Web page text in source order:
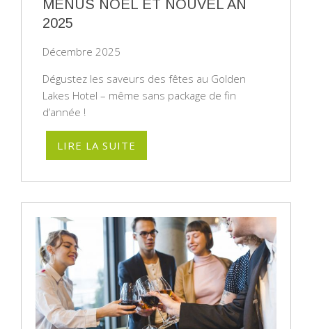
MENUS NOËL ET NOUVEL AN
2025
Décembre 2025
Dégustez les saveurs des fêtes au Golden
Lakes Hotel – même sans package de fin
d’année !
LIRE LA SUITE